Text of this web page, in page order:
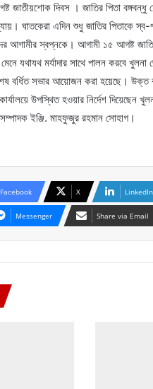
জাতীয়শোক দিবস । জাতির পিতা বঙ্গবন্ধু
ঘাতকেরা এদিন শুধু জাতির পিতাকে স্ব-
আগামীর স্বপ্নকে। আগামী ১৫ আগষ্ট
মেনে যথাযথ মর্যাদার সাথে পালন করবে
বর্ধিত সভার আয়োজন করা হয়েছে।
উপস্থিত হওয়ার নির্দেশ দিয়েছেন
ইঞ্জি. মাহফুজুর রহমান সোহাগ।
Facebook X LinkedIn
Messenger Share via Email